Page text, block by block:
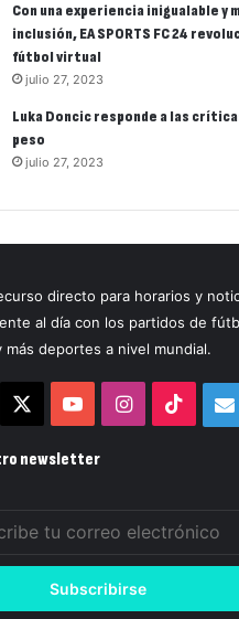
Con una experiencia inigualable y
inclusión, EA SPORTS FC 24
fútbol virtual
julio 27, 2023
Luka Doncic responde a las
peso
julio 27, 2023
directo para horarios y
al día con los partidos de
deportes a nivel mundial.
YouTubeInstagram
TikTok
newsletter